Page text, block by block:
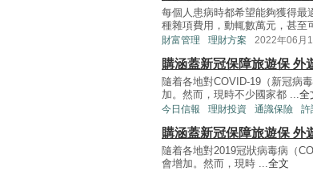
每個人患病時都希望能夠獲得最
種雜項費用，動輒數萬元，甚至
財富管理 理財方案 2022年06月
購涵蓋新冠保障旅遊保 外
隨着各地對COVID-19（新冠病
加。然而，現時不少國家都 ...全
今日信報 理財投資 通識保險 許
購涵蓋新冠保障旅遊保 外
隨着各地對2019冠狀病毒病（
會增加。然而，現時 ...全文